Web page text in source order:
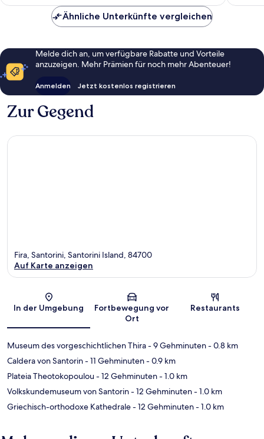
Ähnliche Unterkünfte vergleichen
Melde dich an, um verfügbare Rabatte und Vorteile
anzuzeigen. Mehr Prämien für noch mehr Abenteuer!
Anmelden Jetzt kostenlos registrieren
Zur Gegend
Karte
Fira, Santorini, Santorini Island, 84700
Auf Karte anzeigen
In der Umgebung
Fortbewegung vor
Ort
Restaurants
Museum des vorgeschichtlichen Thira- 9 Gehminuten- 0.8 km
Caldera von Santorin- 11 Gehminuten- 0.9 km
Plateia Theotokopoulou- 12 Gehminuten- 1.0 km
Volkskundemuseum von Santorin- 12 Gehminuten- 1.0 km
Griechisch-orthodoxe Kathedrale- 12 Gehminuten- 1.0 km